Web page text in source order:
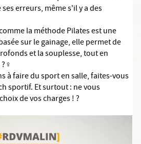
erreurs, même s'il y a des
la méthode Pilates est une
sur le gainage, elle permet de
et la souplesse, tout en
?‍♀️
à faire du sport en salle, faites-vous
sportif. Et surtout : ne vous
de vos charges !?